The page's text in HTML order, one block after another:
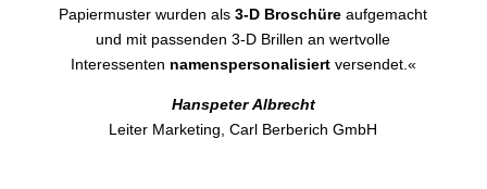
Papiermuster wurden als 3-D Broschüre aufgemacht
und mit passenden 3-D Brillen an wertvolle
Interessenten namenspersonalisiertversendet.«
Hanspeter Albrecht
Leiter Marketing, Carl Berberich GmbH